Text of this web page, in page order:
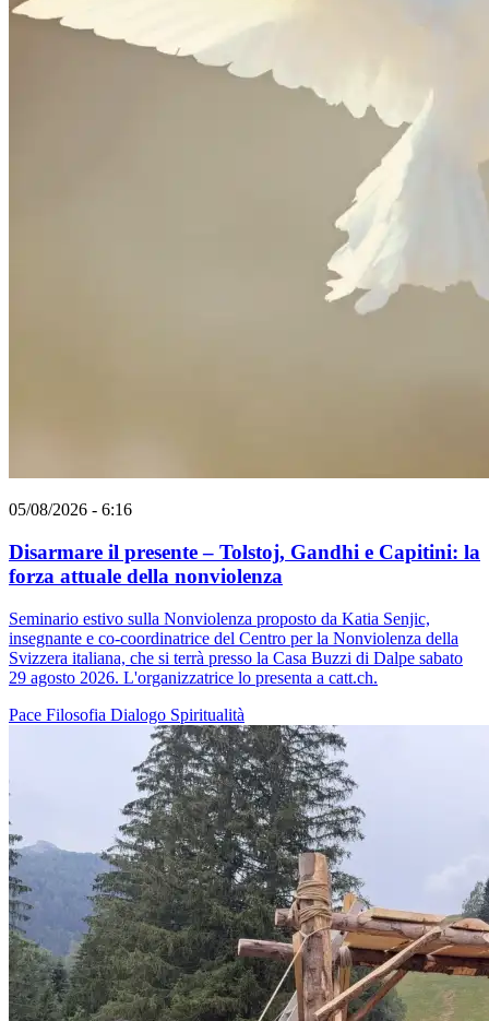
05/08/2026 - 6:16
Disarmare il presente – Tolstoj, Gandhi e Capitini: la
forza attuale della nonviolenza
Seminario estivo sulla Nonviolenza proposto da Katia Senjic,
insegnante e co-coordinatrice del Centro per la Nonviolenza della
Svizzera italiana, che si terrà presso la Casa Buzzi di Dalpe sabato
29 agosto 2026. L'organizzatrice lo presenta a catt.ch.
Pace Filosofia Dialogo Spiritualità